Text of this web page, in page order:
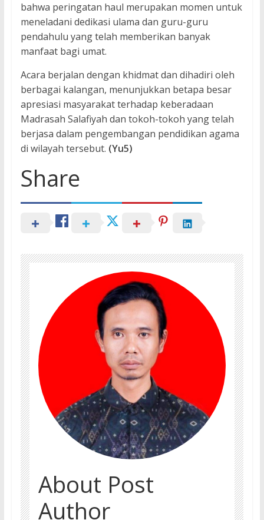
bahwa peringatan haul merupakan momen untuk
meneladani dedikasi ulama dan guru-guru
pendahulu yang telah memberikan banyak
manfaat bagi umat.
Acara berjalan dengan khidmat dan dihadiri oleh
berbagai kalangan, menunjukkan betapa besar
apresiasi masyarakat terhadap keberadaan
Madrasah Salafiyah dan tokoh-tokoh yang telah
berjasa dalam pengembangan pendidikan agama
di wilayah tersebut. (Yu5)
Share
About Post
Author